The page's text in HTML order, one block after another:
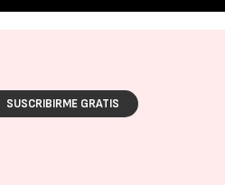
SUSCRIBIRME GRATIS